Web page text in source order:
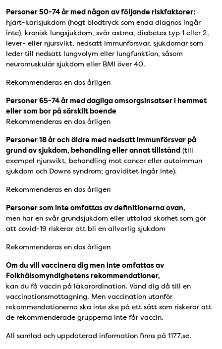
Personer 50-74 år med någon av följande riskfaktorer:
hjärt-kärlsjukdom (högt blodtryck som enda diagnos ingår
inte), kronisk lungsjukdom, svår astma, diabetes typ 1 eller 2,
lever- eller njursvikt, nedsatt immunförsvar, sjukdomar som
leder till nedsatt lungvolym eller lungfunktion, såsom
neuromuskulär sjukdom eller BMI över 40.
Rekommenderas en dos årligen
Personer 65-74 år med dagliga omsorgsinsatser i hemmet
eller som bor på särskilt boende
Rekommenderas en dos årligen
Personer 18 år och äldre med nedsatt immunförsvar på
grund av sjukdom, behandling eller annat tillstånd (till
exempel njursvikt, behandling mot cancer eller autoimmun
sjukdom och Downs syndrom; graviditet ingår inte).
Rekommenderas en dos årligen
Personer som inte omfattas av definitionerna ovan,
men har en svår grundsjukdom eller uttalad skörhet som gör
att covid-19 riskerar att bli en allvarlig sjukdom
Rekommenderas en dos årligen
Om du vill vaccinera dig men inte omfattas av
Folkhälsomyndighetens rekommendationer,
kan du få vaccin på läkarordination. Vänd dig då till en
vaccinationsmottagning. Men vaccination utanför
rekommendationerna ska inte ske på ett sätt som riskerar att
de rekommenderade grupperna inte får vaccin.
All samlad och uppdaterad information finns på 1177.se.